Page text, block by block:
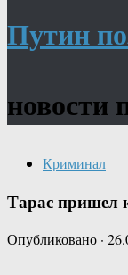
Путин
новости
Криминал
Тарас пришел
Опубликовано ·